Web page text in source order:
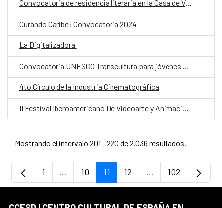
Convocatoria de residencia literaria en la Casa de Velázquez para escritores latinoamericanos
Curando Caribe: Convocatoria 2024
La Digitalizadora
Convocatoria UNESCO Transcultura para jóvenes diseñadores de joyería y ceramistas del Caribe
4to Círculo de la Industria Cinematográfica
II Festival Iberoamericano De Videoarte y Animación “Cero Violencia Contra Las Mujeres”
Mostrando el intervalo 201 - 220 de 2.036 resultados.
Página
1 ...Páginas intermedias Use TAB para
Página
10 Página
11 Página
12 ...PáginasPágina
102